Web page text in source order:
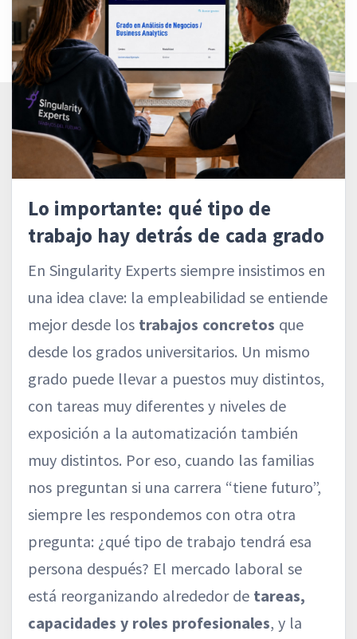
Lo importante: qué tipo de
trabajo hay detrás de cada grado
En Singularity Experts siempre insistimos en
una idea clave: la empleabilidad se entiende
mejor desde los trabajos concretos que
desde los grados universitarios. Un mismo
grado puede llevar a puestos muy distintos,
con tareas muy diferentes y niveles de
exposición a la automatización también
muy distintos. Por eso, cuando las familias
nos preguntan si una carrera “tiene futuro”,
siempre les respondemos con otra otra
pregunta: ¿qué tipo de trabajo tendrá esa
persona después? El mercado laboral se
está reorganizando alrededor de tareas,
capacidades y roles profesionales, y la